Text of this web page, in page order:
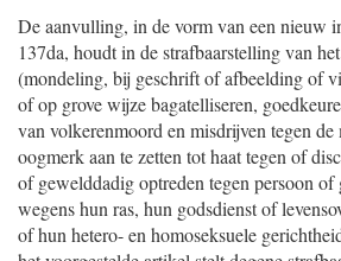
De aanvulling, in de vorm van een nieuw
137da, houdt in de strafbaarstelling van
(mondeling, bij geschrift of afbeelding of
of op grove wijze bagatelliseren,
van volkerenmoord en misdrijven tegen
oogmerk aan te zetten tot haat tegen of
of gewelddadig optreden tegen persoon of
wegens hun ras, hun godsdienst of
of hun hetero- en homoseksuele